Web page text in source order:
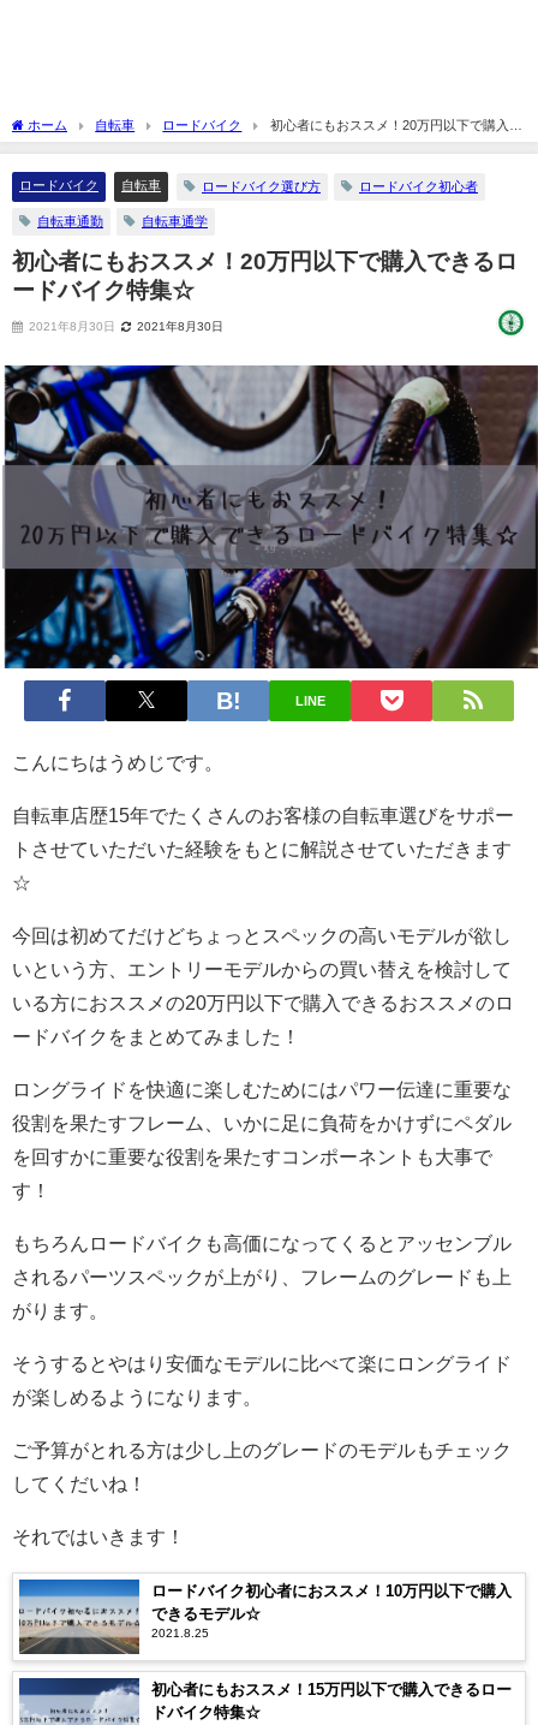
ホーム 自転車 ロードバイク
初心者にもおススメ！20万円以下で購入で
きるロードバイク特集☆
ロードバイク 自転車 ロードバイク選び方 ロードバイク初心者
自転車通勤 自転車通学
初心者にもおススメ！20万円以下で購入できるロ
ードバイク特集☆
2021年8月30日 2021年8月30日
LINE
こんにちはうめじです。
自転車店歴15年でたくさんのお客様の自転車選びをサポー
トさせていただいた経験をもとに解説させていただきます
☆
今回は初めてだけどちょっとスペックの高いモデルが欲し
いという方、エントリーモデルからの買い替えを検討して
いる方におススメの20万円以下で購入できるおススメのロ
ードバイクをまとめてみました！
ロングライドを快適に楽しむためにはパワー伝達に重要な
役割を果たすフレーム、いかに足に負荷をかけずにペダル
を回すかに重要な役割を果たすコンポーネントも大事で
す！
もちろんロードバイクも高価になってくるとアッセンブル
されるパーツスペックが上がり、フレームのグレードも上
がります。
そうするとやはり安価なモデルに比べて楽にロングライド
が楽しめるようになります。
ご予算がとれる方は少し上のグレードのモデルもチェック
してくだいね！
それではいきます！
ロードバイク初心者におススメ！10万円以下で購入
できるモデル☆
2021.8.25
初心者にもおススメ！15万円以下で購入できるロー
ドバイク特集☆